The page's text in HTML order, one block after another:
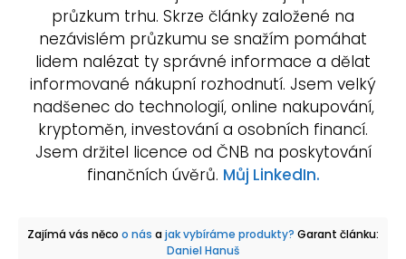
průzkum trhu. Skrze články založené na
nezávislém průzkumu se snažím pomáhat
lidem nalézat ty správné informace a dělat
informované nákupní rozhodnutí. Jsem velký
nadšenec do technologií, online nakupování,
kryptoměn, investování a osobních financí.
Jsem držitel licence od ČNB na poskytování
finančních úvěrů. Můj LinkedIn.
Zajímá vás něco o nás ajak vybíráme produkty? Garant článku:
Daniel Hanuš